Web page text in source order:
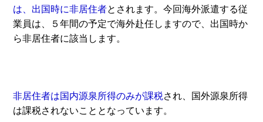
は、出国時に非居住者とされます。今回海外派遣する従
業員は、５年間の予定で海外赴任しますので、出国時か
ら非居住者に該当します。
非居住者は国内源泉所得のみが課税され、国外源泉所得
は課税されないこととなっています。